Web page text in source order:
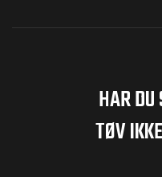
HAR
TØV